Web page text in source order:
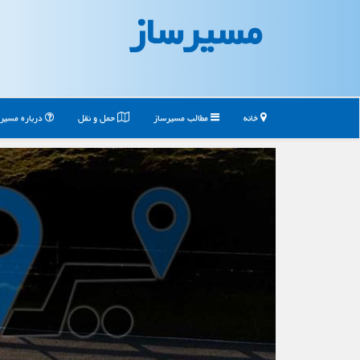
مسیرساز
خانه مطالب مسیرساز حمل و نقل درباره